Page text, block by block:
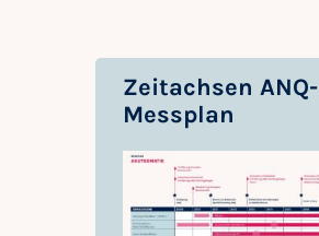
Zeitachsen ANQ-
Messplan